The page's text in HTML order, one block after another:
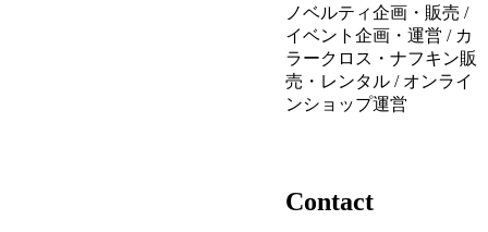
ノベルティ企画・販売 /
イベント企画・運営 / カ
ラークロス・ナフキン販
売・レンタル / オンライ
ンショップ運営
Contact